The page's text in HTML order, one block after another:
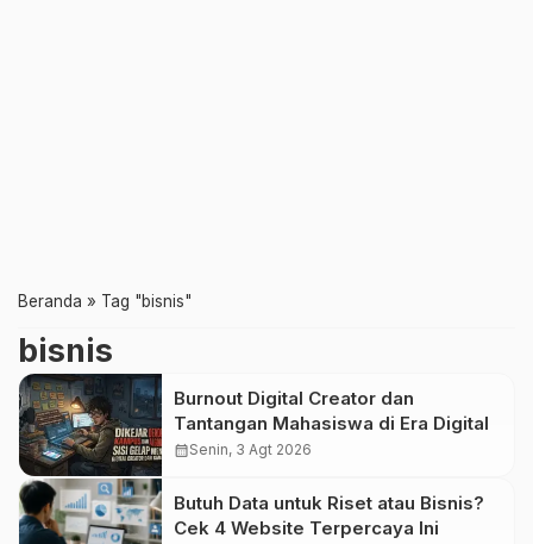
Beranda » Tag "bisnis"
bisnis
Burnout Digital Creator dan
Tantangan Mahasiswa di Era Digital
calendar_monthSenin, 3 Agt 2026
Butuh Data untuk Riset atau Bisnis?
Cek 4 Website Terpercaya Ini